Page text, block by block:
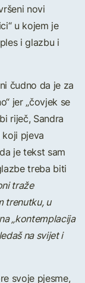
novi
u kojem je
i glazbu i
čudno da je za
jer „čovjek se
riječ, Sandra
pjeva
je tekst sam
treba biti
traže
trenutku, u
„kontemplacija
na svijet i
svoje pjesme,